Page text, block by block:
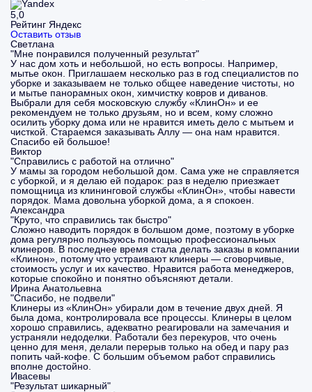
5,0
Рейтинг Яндекс
Оставить отзыв
Светлана
"Мне понравился полученный результат"
У нас дом хоть и небольшой, но есть вопросы. Например,
мытье окон. Приглашаем несколько раз в год специалистов по
уборке и заказываем не только общее наведение чистоты, но
и мытье панорамных окон, химчистку ковров и диванов.
Выбрали для себя московскую службу «КлинОн» и ее
рекомендуем не только друзьям, но и всем, кому сложно
осилить уборку дома или не нравится иметь дело с мытьем и
чисткой. Стараемся заказывать Аллу — она нам нравится.
Спасибо ей большое!
Виктор
"Справились с работой на отлично"
У мамы за городом небольшой дом. Сама уже не справляется
с уборкой, и я делаю ей подарок: раз в неделю приезжает
помощница из клининговой службы «КлинОн», чтобы навести
порядок. Мама довольна уборкой дома, а я спокоен.
Александра
"Круто, что справились так быстро"
Сложно наводить порядок в большом доме, поэтому в уборке
дома регулярно пользуюсь помощью профессиональных
клинеров. В последнее время стала делать заказы в компании
«Клинон», потому что устраивают клинеры — сговорчивые,
стоимость услуг и их качество. Нравится работа менеджеров,
которые спокойно и понятно объясняют детали.
Ирина Анатольевна
"Спасибо, не подвели"
Клинеры из «КлинОн» убирали дом в течение двух дней. Я
была дома, контролировала все процессы. Клинеры в целом
хорошо справились, адекватно реагировали на замечания и
устраняли недоделки. Работали без перекуров, что очень
ценно для меня, делали перерыв только на обед и пару раз
попить чай-кофе. С большим объемом работ справились
вполне достойно.
Ивасевы
"Результат шикарный"